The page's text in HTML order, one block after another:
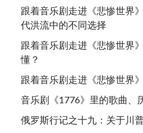
跟着音乐剧走进《悲惨世界
代洪流中的不同选择
跟着音乐剧走进《悲惨世界
懂？
跟着音乐剧走进《悲惨世界
音乐剧《1776》里的歌曲、
俄罗斯行记之十九：关于川